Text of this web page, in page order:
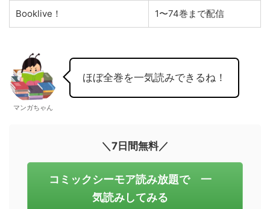
Booklive！ 1〜74巻まで配信
マンガちゃん
ほぼ全巻を一気読みできるね！
＼7日間無料／
コミックシーモア読み放題で 一
気読みしてみる